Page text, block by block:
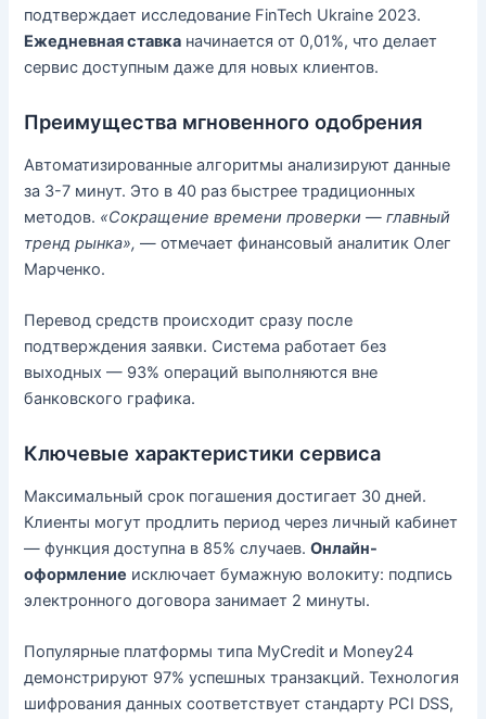
подтверждает исследование FinTech Ukraine 2023.
Ежедневная ставка начинается от 0,01%, что делает
сервис доступным даже для новых клиентов.
Преимущества мгновенного одобрения
Автоматизированные алгоритмы анализируют данные
за 3-7 минут. Это в 40 раз быстрее традиционных
методов. «Сокращение времени проверки — главный
тренд рынка», — отмечает финансовый аналитик Олег
Марченко.
Перевод средств происходит сразу после
подтверждения заявки. Система работает без
выходных — 93% операций выполняются вне
банковского графика.
Ключевые характеристики сервиса
Максимальный срок погашения достигает 30 дней.
Клиенты могут продлить период через личный кабинет
— функция доступна в 85% случаев.Онлайн-
оформление исключает бумажную волокиту: подпись
электронного договора занимает 2 минуты.
Популярные платформы типа MyCredit и Money24
демонстрируют 97% успешных транзакций. Технология
шифрования данных соответствует стандарту PCI DSS,